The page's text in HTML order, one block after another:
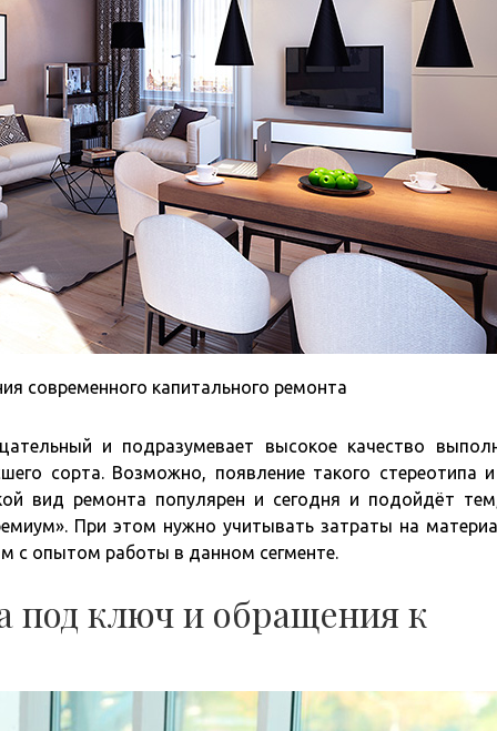
современного капитального ремонта
и подразумевает высокое качество
сорта. Возможно, появление такого стереотипа и
вид ремонта популярен и сегодня и подойдёт
При этом нужно учитывать затраты на
с опытом работы в данном сегменте.
под ключ и обращения к